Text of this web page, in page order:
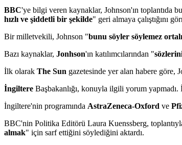
BBC'ye bilgi veren kaynaklar, Johnson'ın toplantıda
hızlı ve şiddetli bir şekilde" geri almaya çalıştığını
Bir milletvekili, Johnson "bunu söyler söylemez
Bazı kaynaklar, Jonhson'ın katılımcılarından "
İlk olarak The Sun gazetesinde yer alan habere göre,
İngiltere Başbakanlığı, konuyla ilgili yorum yapmadı.
İngiltere'nin programında AstraZeneca-Oxford ve
BBC'nin Politika Editörü Laura Kuenssberg,
almak" için sarf ettiğini söylediğini aktardı.